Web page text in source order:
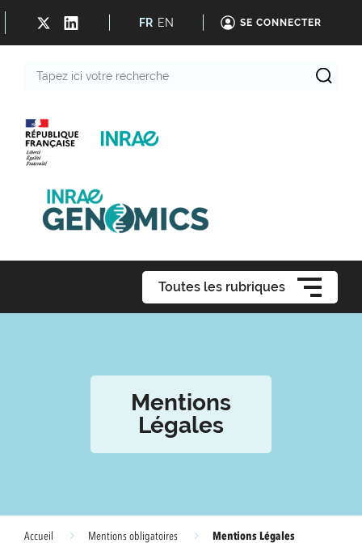
FR EN SE CONNECTER
Toutes les rubriques
Mentions
Légales
Accueil Mentions obligatoires Mentions Légales